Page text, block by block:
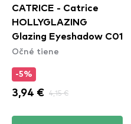
CATRICE - Catrice
HOLLYGLAZING
Glazing Eyeshadow C01
Očné tiene
-5%
3,94 € 4,15 €